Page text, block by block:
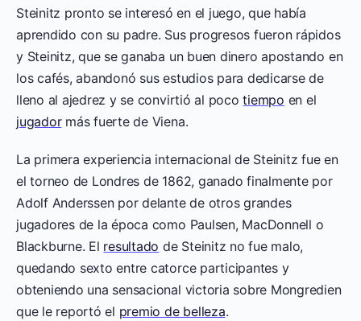
Steinitz pronto se interesó en el juego, que había
aprendido con su padre. Sus progresos fueron rápidos
y Steinitz, que se ganaba un buen dinero apostando en
los cafés, abandonó sus estudios para dedicarse de
lleno al ajedrez y se convirtió al pocotiempo en el
jugadormás fuerte de Viena.
La primera experiencia internacional de Steinitz fue en
el torneo de Londres de 1862, ganado finalmente por
Adolf Anderssen por delante de otros grandes
jugadores de la época como Paulsen, MacDonnell o
Blackburne. El resultado de Steinitz no fue malo,
quedando sexto entre catorce participantes y
obteniendo una sensacional victoria sobre Mongredien
que le reportó el premio de belleza.